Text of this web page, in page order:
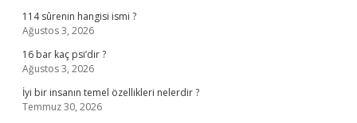
114 sûrenin hangisi ismi ?
Ağustos 3, 2026
16 bar kaç psi’dir ?
Ağustos 3, 2026
İyi bir insanın temel özellikleri nelerdir ?
Temmuz 30, 2026